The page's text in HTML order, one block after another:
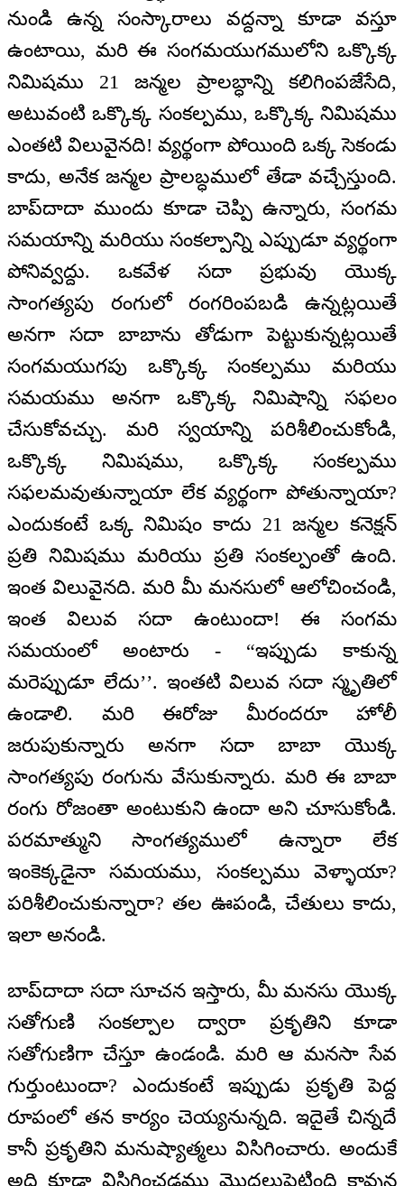
నుండి ఉన్న సంస్కారాలు వద్దన్నా కూడా వస్తూ
ఉంటాయి, మరి ఈ సంగమయుగములోని ఒక్కొక్క
నిమిషము 21 జన్మల ప్రాలబ్ధాన్ని కలిగింపజేసేది,
అటువంటి ఒక్కొక్క సంకల్పము, ఒక్కొక్క నిమిషము
ఎంతటి విలువైనది! వ్యర్థంగా పోయింది ఒక్క సెకండు
కాదు, అనేక జన్మల ప్రాలబ్ధములో తేడా వచ్చేస్తుంది.
బాప్‌దాదా ముందు కూడా చెప్పి ఉన్నారు, సంగమ
సమయాన్ని మరియు సంకల్పాన్ని ఎప్పుడూ వ్యర్థంగా
పోనివ్వద్దు. ఒకవేళ సదా ప్రభువు యొక్క
సాంగత్యపు రంగులో రంగరింపబడి ఉన్నట్లయితే
అనగా సదా బాబాను తోడుగా పెట్టుకున్నట్లయితే
సంగమయుగపు ఒక్కొక్క సంకల్పము మరియు
సమయము అనగా ఒక్కొక్క నిమిషాన్ని సఫలం
చేసుకోవచ్చు. మరి స్వయాన్ని పరిశీలించుకోండి,
ఒక్కొక్క నిమిషము, ఒక్కొక్క సంకల్పము
సఫలమవుతున్నాయా లేక వ్యర్థంగా పోతున్నాయా?
ఎందుకంటే ఒక్క నిమిషం కాదు 21 జన్మల కనెక్షన్
ప్రతి నిమిషము మరియు ప్రతి సంకల్పంతో ఉంది.
ఇంత విలువైనది. మరి మీ మనసులో ఆలోచించండి,
ఇంత విలువ సదా ఉంటుందా! ఈ సంగమ
సమయంలో అంటారు - “ఇప్పుడు కాకున్న
మరెప్పుడూ లేదు’’. ఇంతటి విలువ సదా స్మృతిలో
ఉండాలి. మరి ఈరోజు మీరందరూ హోలీ
జరుపుకున్నారు అనగా సదా బాబా యొక్క
సాంగత్యపు రంగును వేసుకున్నారు. మరి ఈ బాబా
రంగు రోజంతా అంటుకుని ఉందా అని చూసుకోండి.
పరమాత్ముని సాంగత్యములో ఉన్నారా లేక
ఇంకెక్కడైనా సమయము, సంకల్పము వెళ్ళాయా?
పరిశీలించుకున్నారా? తల ఊపండి, చేతులు కాదు,
ఇలా అనండి.
బాప్‌దాదా సదా సూచన ఇస్తారు, మీ మనసు యొక్క
సతోగుణి సంకల్పాల ద్వారా ప్రకృతిని కూడా
సతోగుణిగా చేస్తూ ఉండండి. మరి ఆ మనసా సేవ
గుర్తుంటుందా? ఎందుకంటే ఇప్పుడు ప్రకృతి పెద్ద
రూపంలో తన కార్యం చెయ్యనున్నది. ఇదైతే చిన్నదే
కానీ ప్రకృతిని మనుష్యాత్మలు విసిగించారు. అందుకే
అది కూడా విసిగించడము మొదలుపెట్టింది కావున